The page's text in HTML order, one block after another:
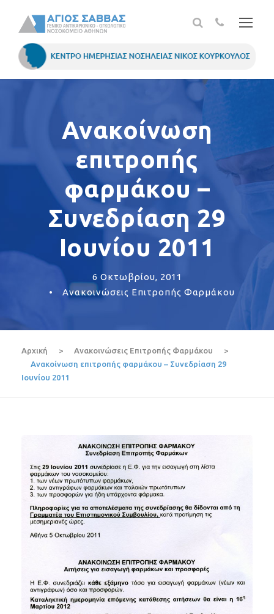
Ανακοίνωση
επιτροπής
φαρμάκου –
Συνεδρίαση 29
Ιουνίου 2011
6 Οκτωβρίου, 2011
•
Ανακοινώσεις Επιτροπής Φαρμάκου
Αρχική > Ανακοινώσεις Επιτροπής Φαρμάκου
>
Ανακοίνωση επιτροπής φαρμάκου – Συνεδρίαση 29
Ιουνίου 2011